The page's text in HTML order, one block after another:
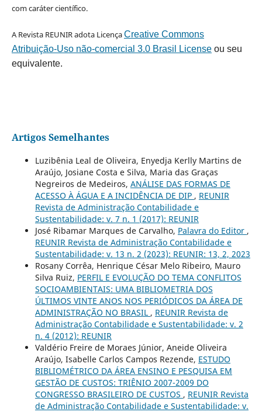
com caráter científico.
A Revista REUNIR adota LicençaCreative Commons
Atribuição-Uso não-comercial 3.0 Brasil Licenseou seu
equivalente.
Artigos Semelhantes
Luzibênia Leal de Oliveira, Enyedja Kerlly Martins de
Araújo, Josiane Costa e Silva, Maria das Graças
Negreiros de Medeiros, ANÁLISE DAS FORMAS DE
ACESSO À ÁGUA E A INCIDÊNCIA DE DIP , REUNIR
Revista de Administração Contabilidade e
Sustentabilidade: v. 7 n. 1 (2017): REUNIR
José Ribamar Marques de Carvalho, Palavra do Editor ,
REUNIR Revista de Administração Contabilidade e
Sustentabilidade: v. 13 n. 2 (2023): REUNIR: 13, 2, 2023
Rosany Corrêa, Henrique César Melo Ribeiro, Mauro
Silva Ruiz, PERFIL E EVOLUÇÃO DO TEMA CONFLITOS
SOCIOAMBIENTAIS: UMA BIBLIOMETRIA DOS
ÚLTIMOS VINTE ANOS NOS PERIÓDICOS DA ÁREA DE
ADMINISTRAÇÃO NO BRASIL , REUNIR Revista de
Administração Contabilidade e Sustentabilidade: v. 2
n. 4 (2012): REUNIR
Valdério Freire de Moraes Júnior, Aneide Oliveira
Araújo, Isabelle Carlos Campos Rezende, ESTUDO
BIBLIOMÉTRICO DA ÁREA ENSINO E PESQUISA EM
GESTÃO DE CUSTOS: TRIÊNIO 2007-2009 DO
CONGRESSO BRASILEIRO DE CUSTOS , REUNIR Revista
de Administração Contabilidade e Sustentabilidade: v.